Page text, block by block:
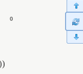
0